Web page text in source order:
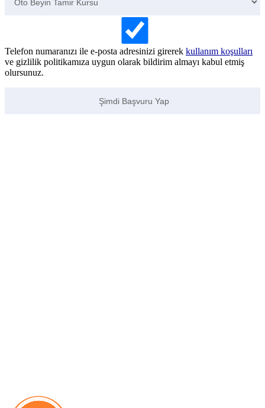
Telefon numaranızı ile e-posta adresinizi girerek kullanım koşulları
ve gizlilik politikamıza uygun olarak bildirim almayı kabul etmiş
olursunuz.